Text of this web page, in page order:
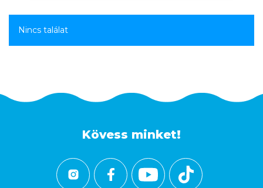
Nincs találat
Kövess minket!